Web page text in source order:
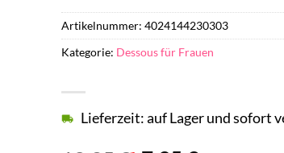
Lieferzeit: auf Lager und sofort
Artikelnummer:4024144230303
Kategorie: Dessous für Frauen